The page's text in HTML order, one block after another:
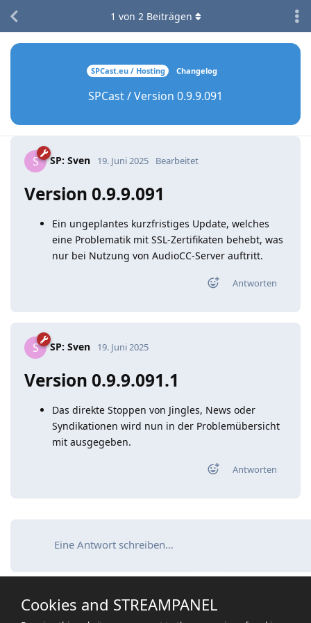
SPCast.eu / Hosting Changelog
SPCast / Version 0.9.9.091
1 von 2Beiträgen
S SP: Sven 19. Juni 2025 Bearbeitet
Version 0.9.9.091
Ein ungeplantes kurzfristiges Update, welches
eine Problematik mit SSL-Zertifikaten behebt, was
nur bei Nutzung von AudioCC-Server auftritt.
Antworten
S SP: Sven 19. Juni 2025
Version 0.9.9.091.1
Das direkte Stoppen von Jingles, News oder
Syndikationen wird nun in der Problemübersicht
mit ausgegeben.
Antworten
Eine Antwort schreiben…
Cookies and STREAMPANEL